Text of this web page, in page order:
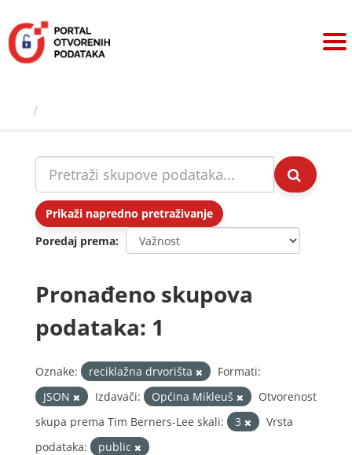
sadržaj
Prikaži napredno pretraživanje
Poredaj prema
Pronađeno skupova
podataka: 1
Oznake: reciklažna drvorišta
Formati:
JSON
Izdavači: Općina Mikleuš
Otvorenost
skupa prema Tim Berners-Lee skali:
3
Vrsta
podataka:
public